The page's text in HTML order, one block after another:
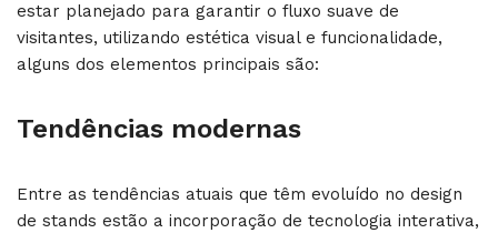
estar planejado para garantir o fluxo suave de
visitantes, utilizando estética visual e funcionalidade,
alguns dos elementos principais são:
Tendências modernas
Entre as tendências atuais que têm evoluído no design
de stands estão a incorporação de tecnologia interativa,